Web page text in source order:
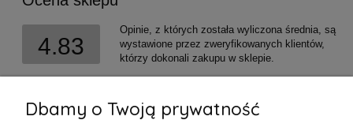
4.83
Opinie, z których została wyliczona średnia, są
wystawione przez zweryfikowanych klientów,
którzy dokonali zakupu w sklepie.
Dbamy o Twoją prywatność